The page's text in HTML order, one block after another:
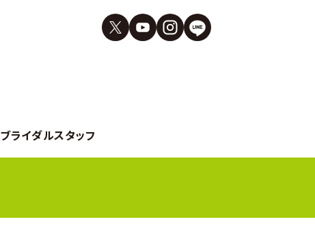
ブライダルスタッフ